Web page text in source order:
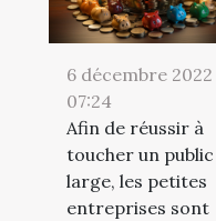
6 décembre 2022
07:24
Afin de réussir à
toucher un public
large, les petites
entreprises sont